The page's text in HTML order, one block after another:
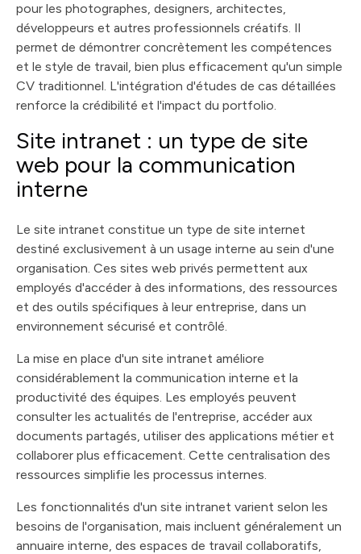
pour les photographes, designers, architectes,
développeurs et autres professionnels créatifs. Il
permet de démontrer concrètement les compétences
et le style de travail, bien plus efficacement qu'un simple
CV traditionnel. L'intégration d'études de cas détaillées
renforce la crédibilité et l'impact du portfolio.
Site intranet : un type de site
web pour la communication
interne
Le site intranet constitue un type de site internet
destiné exclusivement à un usage interne au sein d'une
organisation. Ces sites web privés permettent aux
employés d'accéder à des informations, des ressources
et des outils spécifiques à leur entreprise, dans un
environnement sécurisé et contrôlé.
La mise en place d'un site intranet améliore
considérablement la communication interne et la
productivité des équipes. Les employés peuvent
consulter les actualités de l'entreprise, accéder aux
documents partagés, utiliser des applications métier et
collaborer plus efficacement. Cette centralisation des
ressources simplifie les processus internes.
Les fonctionnalités d'un site intranet varient selon les
besoins de l'organisation, mais incluent généralement un
annuaire interne, des espaces de travail collaboratifs,